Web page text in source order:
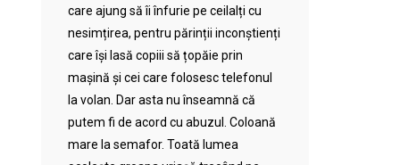
care ajung să îi înfurie pe ceilalți cu
nesimțirea, pentru părinții inconștienți
care își lasă copiii să țopăie prin
mașină și cei care folosesc telefonul
la volan. Dar asta nu înseamnă că
putem fi de acord cu abuzul. Coloană
mare la semafor. Toată lumea